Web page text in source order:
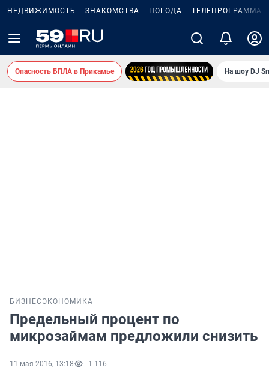
НЕДВИЖИМОСТЬ ЗНАКОМСТВА ПОГОДА ТЕЛЕПРОГРАММА
Опасность БПЛА в Прикамье На шоу DJ
БИЗНЕС ЭКОНОМИКА
Предельный процент по
микрозаймам предложили снизить
11 мая 2016, 13:18 1 116